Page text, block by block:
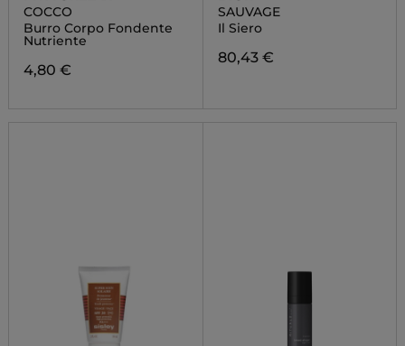
COCCO
Burro Corpo Fondente
Nutriente
4,80 €
SAUVAGE
Il Siero
80,43 €